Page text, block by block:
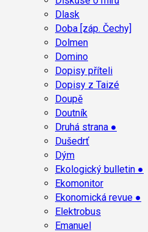
Dlask
Doba [záp. Čechy]
Dolmen
Domino
Dopisy příteli
Dopisy z Taizé
Doupě
Doutník
Druhá strana ●
Dušedrť
Dým
Ekologický bulletin ●
Ekomonitor
Ekonomická revue ●
Elektrobus
Emanuel